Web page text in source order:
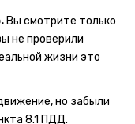
Вы смотрите только
не проверили
жизни это
но забыли
8.1 ПДД.